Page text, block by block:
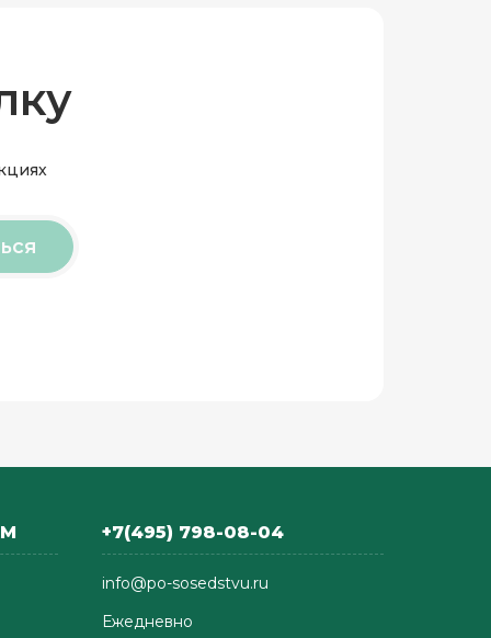
+7(495) 798-08-04
info@po-sosedstvu.ru
Ежедневно